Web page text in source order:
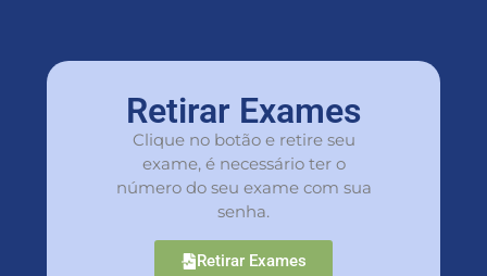
Retirar Exames
Clique no botão e retire seu
exame, é necessário ter o
número do seu exame com sua
senha.
Retirar Exames